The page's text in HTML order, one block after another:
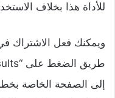
للأداة هذا بخلاف
ويمكنك فعل الاشتراك
إلى الصفحة الخاصة